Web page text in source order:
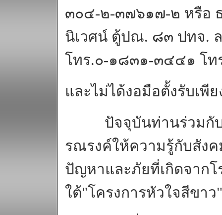
๓๐๔-๒-๓๗๖๑๗-๒ หรือ
นิเวศน์ ตู้ปณ. ๘๓ ปทจ.
โทร.๐-๑๘๓๑-๓๔๔๑ โท
และไม่ได้งอมือตั้งรับเพีย
ปัจจุบันท่านร่วมกับห
รณรงค์ให้ความรู้กับสัง
ปัญหาและภัยที่เกิดจาก
ใต้"โครงการหัวใจสีขาว"